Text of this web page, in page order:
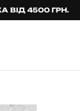
ГРН.